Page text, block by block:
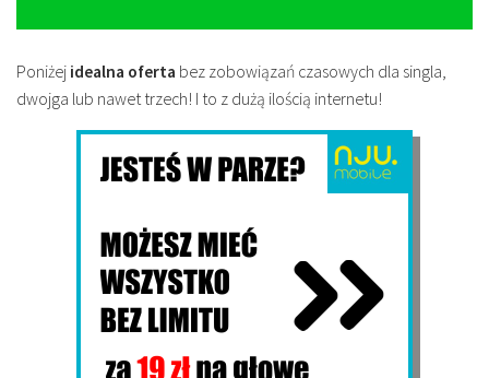
Poniżej idealna oferta bez zobowiązań czasowych dla singla,
dwojga lub nawet trzech! I to z dużą ilością internetu!